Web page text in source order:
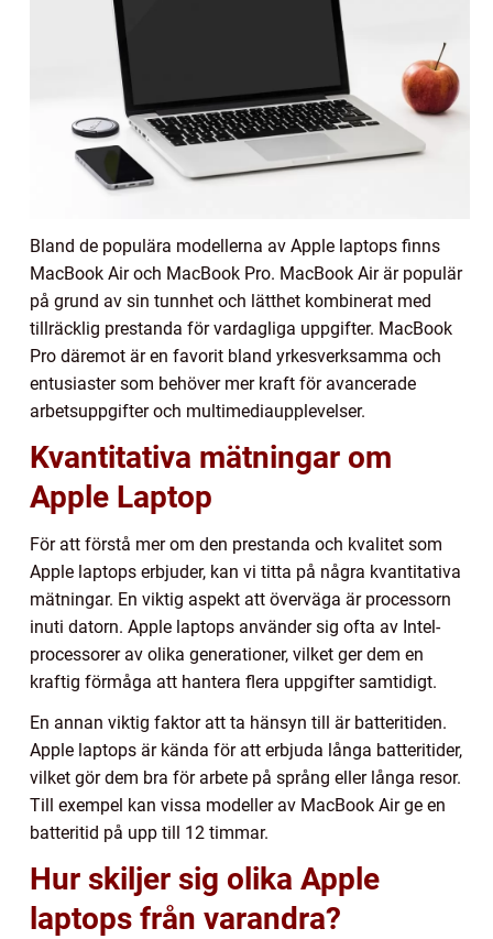
Bland de populära modellerna av Apple laptops finns
MacBook Air och MacBook Pro. MacBook Air är populär
på grund av sin tunnhet och lätthet kombinerat med
tillräcklig prestanda för vardagliga uppgifter. MacBook
Pro däremot är en favorit bland yrkesverksamma och
entusiaster som behöver mer kraft för avancerade
arbetsuppgifter och multimediaupplevelser.
Kvantitativa mätningar om
Apple Laptop
För att förstå mer om den prestanda och kvalitet som
Apple laptops erbjuder, kan vi titta på några kvantitativa
mätningar. En viktig aspekt att överväga är processorn
inuti datorn. Apple laptops använder sig ofta av Intel-
processorer av olika generationer, vilket ger dem en
kraftig förmåga att hantera flera uppgifter samtidigt.
En annan viktig faktor att ta hänsyn till är batteritiden.
Apple laptops är kända för att erbjuda långa batteritider,
vilket gör dem bra för arbete på språng eller långa resor.
Till exempel kan vissa modeller av MacBook Air ge en
batteritid på upp till 12 timmar.
Hur skiljer sig olika Apple
laptops från varandra?